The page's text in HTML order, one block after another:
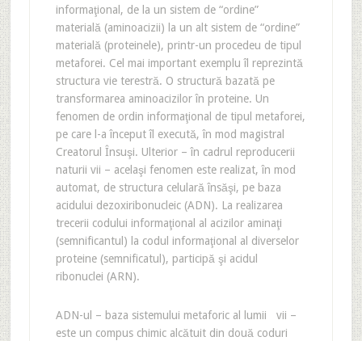
informaţional, de la un sistem de “ordine”
materială (aminoacizii) la un alt sistem de “ordine”
materială (proteinele), printr-un procedeu de tipul
metaforei. Cel mai important exemplu îl reprezintă
structura vie terestră. O structură bazată pe
transformarea aminoacizilor în proteine. Un
fenomen de ordin informaţional de tipul metaforei,
pe care l-a început îl execută, în mod magistral
Creatorul Însuşi. Ulterior – în cadrul reproducerii
naturii vii – acelaşi fenomen este realizat, în mod
automat, de structura celulară însăşi, pe baza
acidului dezoxiribonucleic (ADN). La realizarea
trecerii codului informaţional al acizilor aminaţi
(semnificantul) la codul informaţional al diverselor
proteine (semnificatul), participă şi acidul
ribonuclei (ARN).
ADN-ul – baza sistemului metaforic al lumii vii –
este un compus chimic alcătuit din două coduri